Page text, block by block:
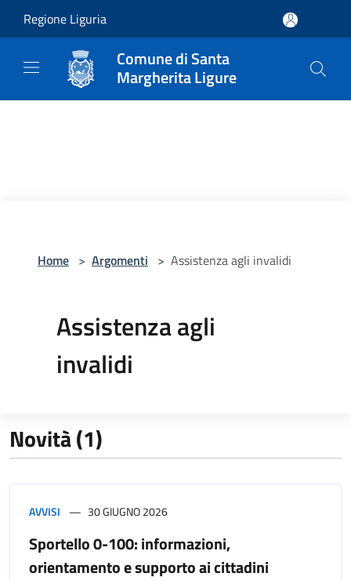
Regione Liguria
Comune di Santa
Margherita Ligure
Home > Argomenti > Assistenza agli invalidi
Assistenza agli
invalidi
Novità (1)
AVVISI 30 GIUGNO 2026
Sportello 0-100: informazioni,
orientamento e supporto ai cittadini